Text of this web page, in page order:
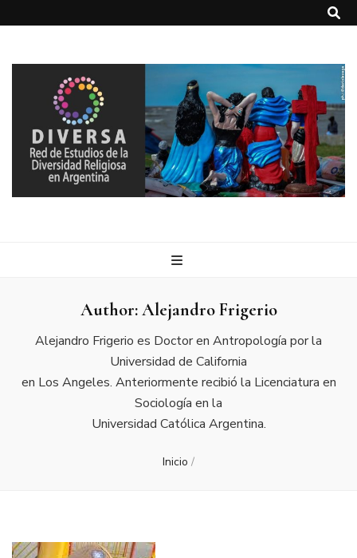
Author: Alejandro Frigerio
Alejandro Frigerio es Doctor en Antropología por la
Universidad de California
en Los Angeles. Anteriormente recibió la Licenciatura en
Sociología en la
Universidad Católica Argentina.
Inicio /